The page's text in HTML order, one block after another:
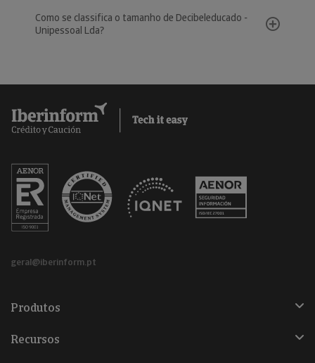
Como se classifica o tamanho de Decibeleducado -
Unipessoal Lda?
geral@iberinform.pt
Produtos
Recursos